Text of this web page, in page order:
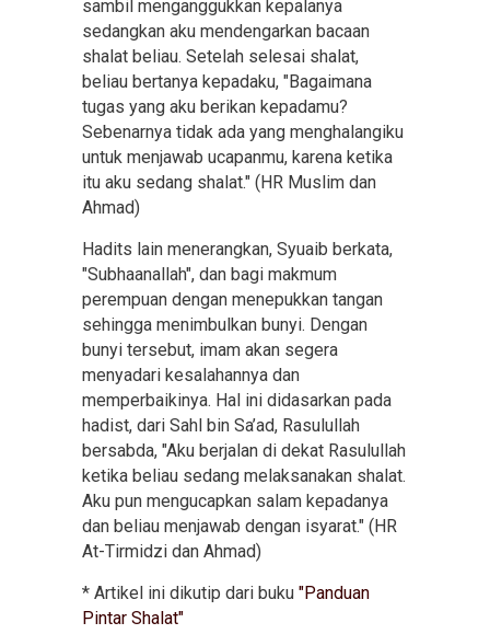
sambil menganggukkan kepalanya
sedangkan aku mendengarkan bacaan
shalat beliau. Setelah selesai shalat,
beliau bertanya kepadaku, "Bagaimana
tugas yang aku berikan kepadamu?
Sebenarnya tidak ada yang menghalangiku
untuk menjawab ucapanmu, karena ketika
itu aku sedang shalat." (HR Muslim dan
Ahmad)
Hadits lain menerangkan, Syuaib berkata,
"Subhaanallah", dan bagi makmum
perempuan dengan menepukkan tangan
sehingga menimbulkan bunyi. Dengan
bunyi tersebut, imam akan segera
menyadari kesalahannya dan
memperbaikinya. Hal ini didasarkan pada
hadist, dari Sahl bin Sa’ad, Rasulullah
bersabda, "Aku berjalan di dekat Rasulullah
ketika beliau sedang melaksanakan shalat.
Aku pun mengucapkan salam kepadanya
dan beliau menjawab dengan isyarat." (HR
At-Tirmidzi dan Ahmad)
* Artikel ini dikutip dari buku "Panduan
Pintar Shalat"